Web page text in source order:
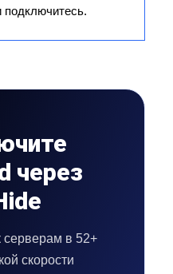
подключитесь.
через
серверам в 52+
скорости